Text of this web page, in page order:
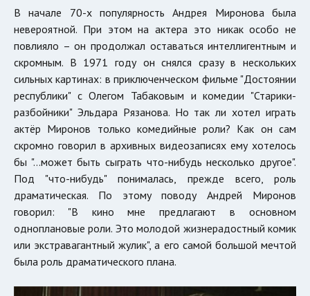
В начале 70-х популярность Андрея Миронова была
невероятной. При этом на актера это никак особо не
повлияло – он продолжал оставаться интеллигентным и
скромным. В 1971 году он снялся сразу в нескольких
сильных картинах: в приключенческом фильме "Достоянии
республики" с Олегом Табаковым и комедии "Старики-
разбойники" Эльдара Рязанова. Но так ли хотел играть
актёр Миронов только комедийные роли? Как он сам
скромно говорил в архивных видеозаписях ему хотелось
бы "…может быть сыграть что-нибудь несколько другое".
Под "что-нибудь" понималась, прежде всего, роль
драматическая. По этому поводу Андрей Миронов
говорил: "В кино мне предлагают в основном
одноплановые роли. Это молодой жизнерадостный комик
или экстравагантный жулик", а его самой большой мечтой
была роль драматического плана.